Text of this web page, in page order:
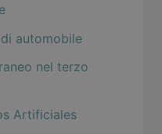
automobile
nel terzo
Artificiales